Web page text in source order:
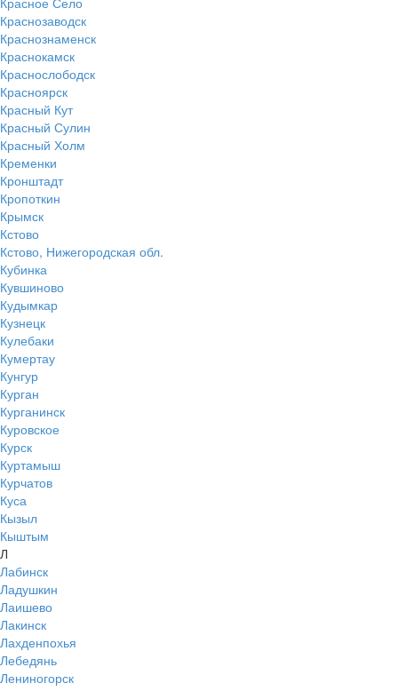
Краснозаводск
Краснознаменск
Краснокамск
Краснослободск
Красноярск
Красный Кут
Красный Сулин
Красный Холм
Кременки
Кронштадт
Кропоткин
Крымск
Кстово
Кстово, Нижегородская обл.
Кубинка
Кувшиново
Кудымкар
Кузнецк
Кулебаки
Кумертау
Кунгур
Курган
Курганинск
Куровское
Курск
Куртамыш
Курчатов
Куса
Кызыл
Кыштым
Л
Лабинск
Ладушкин
Лаишево
Лакинск
Лахденпохья
Лебедянь
Лениногорск